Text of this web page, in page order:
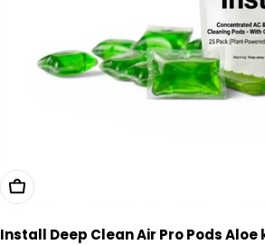
Kosárba
Install Deep Clean Air Pro Pods